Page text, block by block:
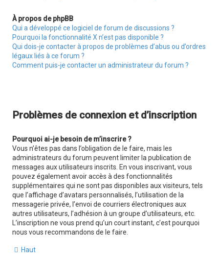
À propos de phpBB
Qui a développé ce logiciel de forum de discussions ?
Pourquoi la fonctionnalité X n’est pas disponible ?
Qui dois-je contacter à propos de problèmes d’abus ou d’ordres
légaux liés à ce forum ?
Comment puis-je contacter un administrateur du forum ?
Problèmes de connexion et d’inscription
Pourquoi ai-je besoin de m’inscrire ?
Vous n’êtes pas dans l’obligation de le faire, mais les
administrateurs du forum peuvent limiter la publication de
messages aux utilisateurs inscrits. En vous inscrivant, vous
pouvez également avoir accès à des fonctionnalités
supplémentaires qui ne sont pas disponibles aux visiteurs, tels
que l’affichage d’avatars personnalisés, l’utilisation de la
messagerie privée, l’envoi de courriers électroniques aux
autres utilisateurs, l’adhésion à un groupe d’utilisateurs, etc.
L’inscription ne vous prend qu’un court instant, c’est pourquoi
nous vous recommandons de le faire.
Haut